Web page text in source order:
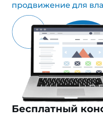
продвижение для
Бесплатный